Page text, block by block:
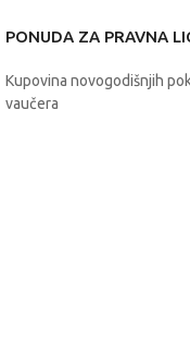
PONUDA ZA PRAVNA
Kupovina novogodišnjih
vaučera